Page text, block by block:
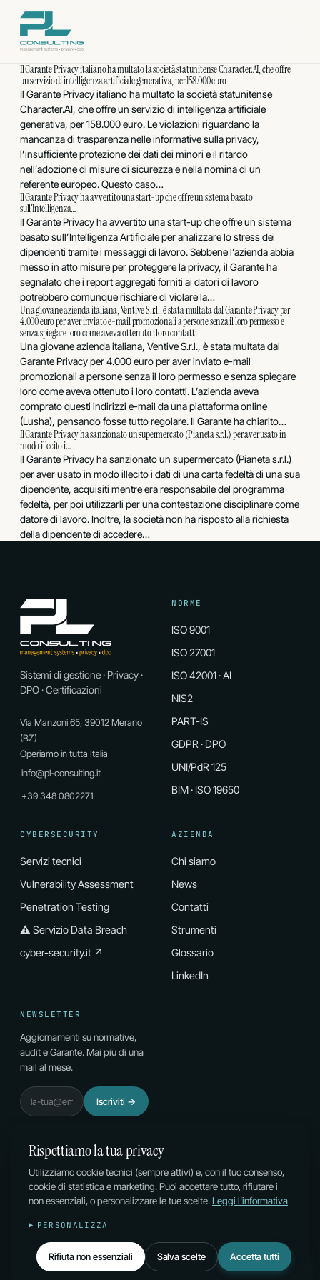
contenuto
Il Garante Privacy italiano ha multato la società statunitense Character.AI, che offre
un servizio di intelligenza artificiale generativa, per 158.000 euro
Il Garante Privacy italiano ha multato la società statunitense
Character.AI, che offre un servizio di intelligenza artificiale
generativa, per 158.000 euro. Le violazioni riguardano la
mancanza di trasparenza nelle informative sulla privacy,
l’insufficiente protezione dei dati dei minori e il ritardo
nell’adozione di misure di sicurezza e nella nomina di un
referente europeo. Questo caso…
Il Garante Privacy ha avvertito una start-up che offre un sistema basato
sull’Intelligenza…
Il Garante Privacy ha avvertito una start-up che offre un sistema
basato sull’Intelligenza Artificiale per analizzare lo stress dei
dipendenti tramite i messaggi di lavoro. Sebbene l’azienda abbia
messo in atto misure per proteggere la privacy, il Garante ha
segnalato che i report aggregati forniti ai datori di lavoro
potrebbero comunque rischiare di violare la…
Una giovane azienda italiana, Ventive S.r.l., è stata multata dal Garante Privacy per
4.000 euro per aver inviato e-mail promozionali a persone senza il loro permesso e
senza spiegare loro come aveva ottenuto i loro contatti
Una giovane azienda italiana, Ventive S.r.l., è stata multata dal
Garante Privacy per 4.000 euro per aver inviato e-mail
promozionali a persone senza il loro permesso e senza spiegare
loro come aveva ottenuto i loro contatti. L’azienda aveva
comprato questi indirizzi e-mail da una piattaforma online
(Lusha), pensando fosse tutto regolare. Il Garante ha chiarito…
Il Garante Privacy ha sanzionato un supermercato (Pianeta s.r.l.) per aver usato in
modo illecito i…
Il Garante Privacy ha sanzionato un supermercato (Pianeta s.r.l.)
per aver usato in modo illecito i dati di una carta fedeltà di una sua
dipendente, acquisiti mentre era responsabile del programma
fedeltà, per poi utilizzarli per una contestazione disciplinare come
datore di lavoro. Inoltre, la società non ha risposto alla richiesta
della dipendente di accedere…
Sistemi di gestione · Privacy ·
DPO · Certificazioni
Via Manzoni 65, 39012 Merano
(BZ)
Operiamo in tutta Italia
info@pl-consulting.it
+39 348 0802271
NORME
ISO 9001
ISO 27001
ISO 42001 · AI
NIS2
PART-IS
GDPR · DPO
UNI/PdR 125
BIM · ISO 19650
CYBERSECURITY
Servizi tecnici
Vulnerability Assessment
Penetration Testing
⚠ Servizio Data Breach
cyber-security.it ↗
AZIENDA
Chi siamo
News
Contatti
Strumenti
Glossario
LinkedIn
NEWSLETTER
Aggiornamenti su normative,
audit e Garante. Mai più di una
mail al mese.
Email
Iscriviti →
© 2026 PL CONSULTING DI P. LAZZAROTTO & C. SAS ·
P.IVA 02996810210 · SDI M5UXCR1
PRIVACY·COOKIES
IT DE
Rispettiamo la tua privacy
Utilizziamo cookie tecnici (sempre attivi) e, con il tuo consenso,
cookie di statistica e marketing. Puoi accettare tutto, rifiutare i
non essenziali, o personalizzare le tue scelte. Leggi l'informativa
PERSONALIZZA
Rifiuta non essenziali Salva scelte Accetta tutti